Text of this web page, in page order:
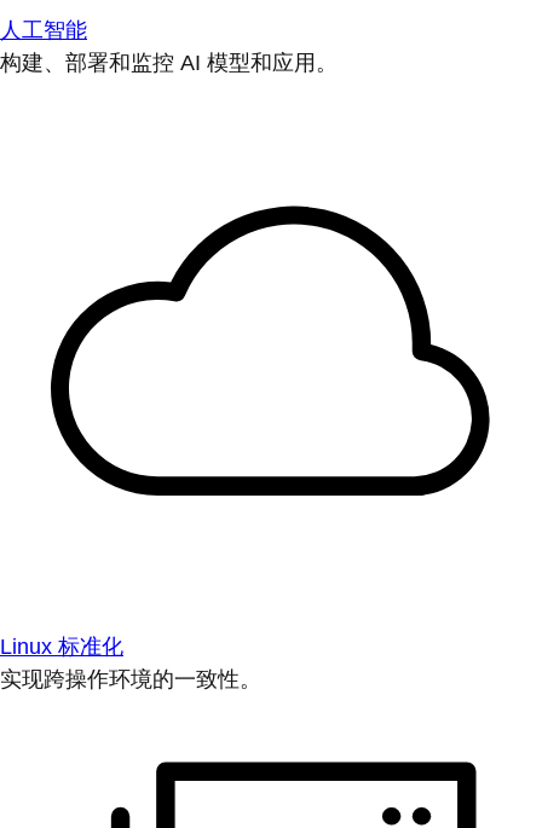
人工智能
构建、部署和监控 AI 模型和应用。
Linux 标准化
实现跨操作环境的一致性。